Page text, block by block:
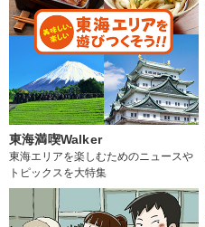
東海満喫Walker
東海エリアを楽しむためのニュースや
トピックスを大特集